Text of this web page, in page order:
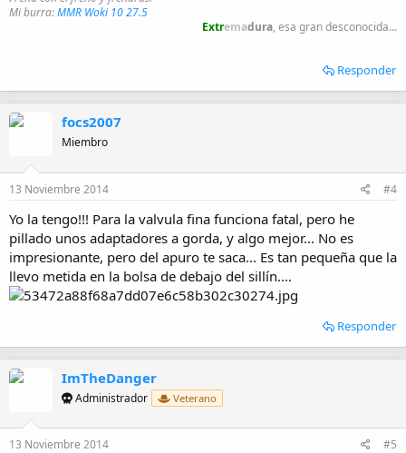
Mi burra:MMR Woki 10 27.5
Extremadura, esa gran desconocida...
Responder
focs2007
Miembro
13 Noviembre 2014 #4
Yo la tengo!!! Para la valvula fina funciona fatal, pero he
pillado unos adaptadores a gorda, y algo mejor... No es
impresionante, pero del apuro te saca... Es tan pequeña que la
llevo metida en la bolsa de debajo del sillín....
Responder
ImTheDanger
Administrador Veterano
13 Noviembre 2014 #5